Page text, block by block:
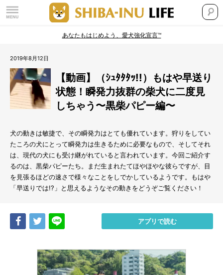
あなたもはじめよう、愛犬強化宣言™
2019年8月12日
【動画】（ｼｭﾀﾀﾀｯ!!）もはや早送り
状態！瞬発力抜群の柴犬に二度見
しちゃう〜黒柴パピー編〜
犬の動きは敏捷で、その瞬発力はとても優れています。狩りをしてい
たころの犬にとって瞬発力は生きるために必要なもので、そしてそれ
は、現代の犬にも受け継がれていると言われています。今回ご紹介す
るのは、黒柴パピーたち。まだ生まれたてほやほやな彼らですが、目
を見張るほどの速さで様々なことをしでかしているようです。もはや
「早送りでは!?」と思えるようなその動きをどうぞご覧ください！
Share Tweet アプリで読む